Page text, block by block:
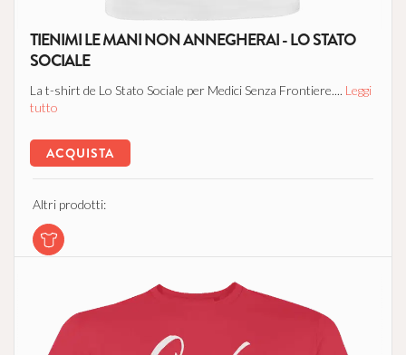
TIENIMI LE MANI NON ANNEGHERAI - LO STATO
SOCIALE
La t-shirt de Lo Stato Sociale per Medici Senza Frontiere.... Leggi
tutto
ACQUISTA
Altri prodotti: